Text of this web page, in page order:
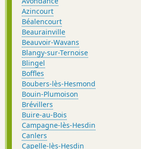
Azincourt
Béalencourt
Beaurainville
Beauvoir-Wavans
Blangy-sur-Ternoise
Blingel
Boffles
Boubers-lès-Hesmond
Bouin-Plumoison
Brévillers
Buire-au-Bois
Campagne-lès-Hesdin
Canlers
Capelle-lès-Hesdin